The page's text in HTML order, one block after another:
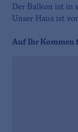
Der Balkon ist in
Unser Haus ist
Auf Ihr Kommen